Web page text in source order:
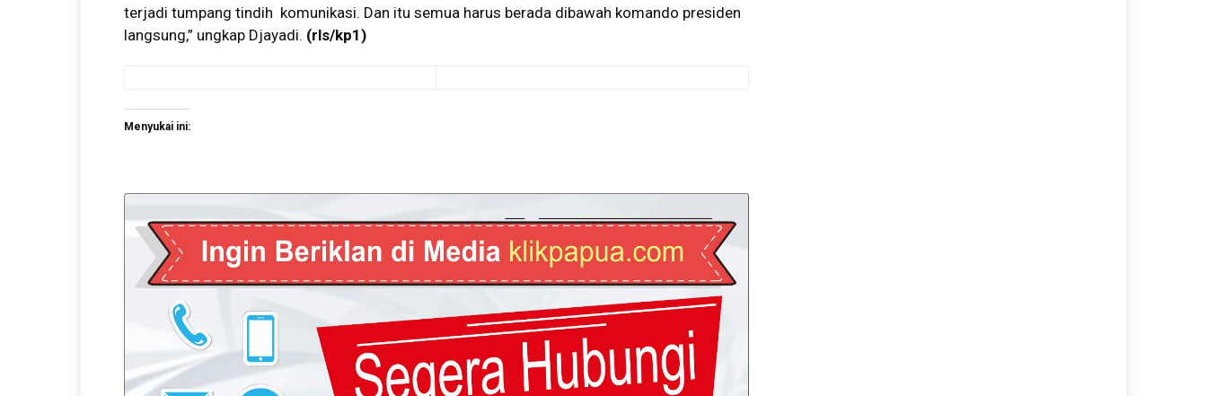
terjadi tumpang tindih komunikasi. Dan itu semua harus berada dibawah komando presiden
langsung,” ungkap Djayadi. (rls/kp1)
Menyukai ini: